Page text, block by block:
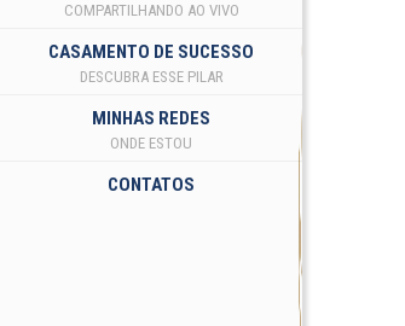
COMPARTILHANDO AO VIVO
CASAMENTO DE SUCESSO
DESCUBRA ESSE PILAR
MINHAS REDES
ONDE ESTOU
CONTATOS